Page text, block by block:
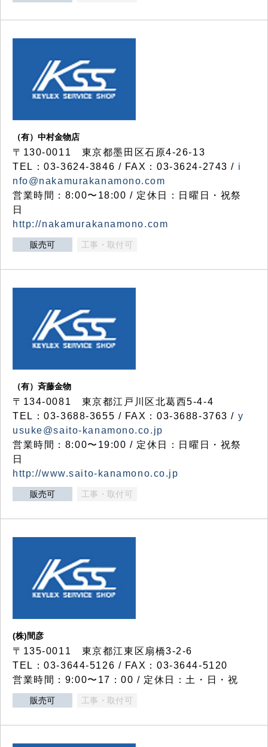
（有）中村金物店
〒130-0011 東京都墨田区石原4-26-13
TEL：03-3624-3846 / FAX：03-3624-2743 / i
nfo@nakamurakanamono.com
営業時間：8:00〜18:00 / 定休日：日曜日・祝祭
日
http://nakamurakanamono.com
販売可 工事・取付可
（有）斉藤金物
〒134-0081 東京都江戸川区北葛西5-4-4
TEL：03-3688-3655 / FAX：03-3688-3763 / y
usuke@saito-kanamono.co.jp
営業時間：8:00〜19:00 / 定休日：日曜日・祝祭
日
http://www.saito-kanamono.co.jp
販売可 工事・取付可
(株)間彦
〒135-0011 東京都江東区扇橋3-2-6
TEL：03-3644-5126 / FAX：03-3644-5120
営業時間：9:00〜17：00 / 定休日：土・日・祝
販売可 工事・取付可